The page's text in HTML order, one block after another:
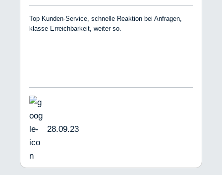
Top Kunden-Service, schnelle Reaktion bei Anfragen,
klasse Erreichbarkeit, weiter so.
28.09.23